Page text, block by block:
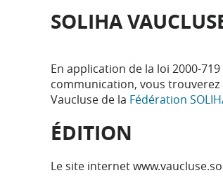
SOLIHA
En application de la loi 2000-
communication, vous trouverez
Vaucluse de la Fédération
ÉDITION
Le site internet